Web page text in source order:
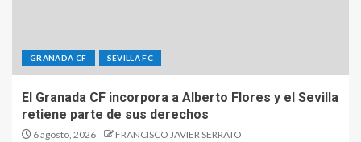
GRANADA CF SEVILLA FC
El Granada CF incorpora a Alberto Flores y el Sevilla
retiene parte de sus derechos
6 agosto, 2026 FRANCISCO JAVIER SERRATO